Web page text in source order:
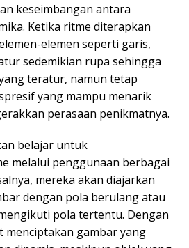
keseimbangan antara
Ketika ritme diterapkan
elemen seperti garis,
sedemikian rupa sehingga
teratur, namun tetap
yang mampu menarik
perasaan penikmatnya.
belajar untuk
melalui penggunaan berbagai
mereka akan diajarkan
dengan pola berulang atau
pola tertentu. Dengan
menciptakan gambar yang